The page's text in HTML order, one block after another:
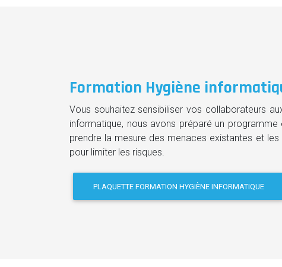
Formation Hygiène
Vous souhaitez sensibiliser vos collaborateurs
informatique, nous avons préparé un
prendre la mesure des menaces existantes et
pour limiter les risques.
PLAQUETTE FORMATION HYGIÈNE INFORMATIQUE